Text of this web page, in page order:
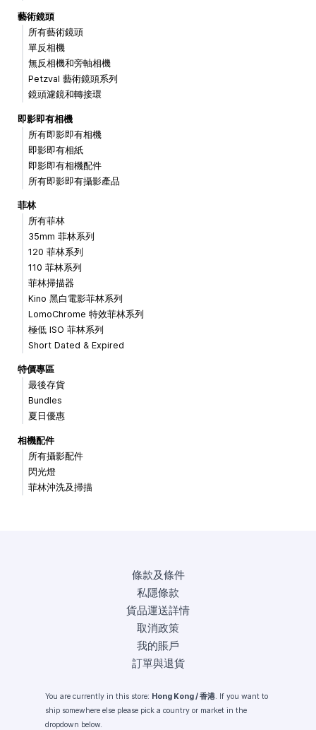
藝術鏡頭
所有藝術鏡頭
單反相機
無反相機和旁軸相機
Petzval 藝術鏡頭系列
鏡頭濾鏡和轉接環
即影即有相機
所有即影即有相機
即影即有相紙
即影即有相機配件
所有即影即有攝影產品
菲林
所有菲林
35mm 菲林系列
120 菲林系列
110 菲林系列
菲林掃描器
Kino 黑白電影菲林系列
LomoChrome 特效菲林系列
極低 ISO 菲林系列
Short Dated & Expired
特價專區
最後存貨
Bundles
夏日優惠
相機配件
所有攝影配件
閃光燈
菲林沖洗及掃描
條款及條件
私隱條款
貨品運送詳情
取消政策
我的賬戶
訂單與退貨
You are currently in this store: Hong Kong / 香港. If you want to
ship somewhere else please pick a country or market in the
dropdown below.